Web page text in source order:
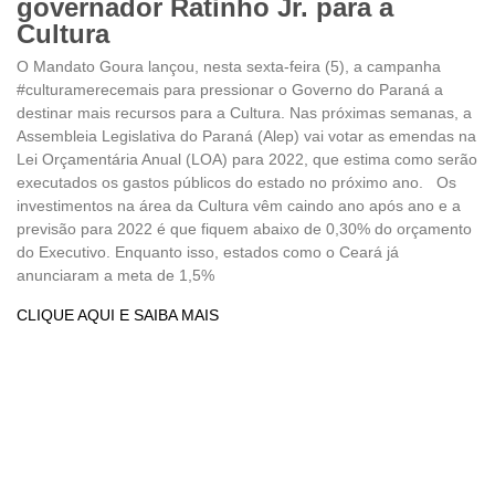
governador Ratinho Jr. para a
Cultura
O Mandato Goura lançou, nesta sexta-feira (5), a campanha
#culturamerecemais para pressionar o Governo do Paraná a
destinar mais recursos para a Cultura. Nas próximas semanas, a
Assembleia Legislativa do Paraná (Alep) vai votar as emendas na
Lei Orçamentária Anual (LOA) para 2022, que estima como serão
executados os gastos públicos do estado no próximo ano. Os
investimentos na área da Cultura vêm caindo ano após ano e a
previsão para 2022 é que fiquem abaixo de 0,30% do orçamento
do Executivo. Enquanto isso, estados como o Ceará já
anunciaram a meta de 1,5%
CLIQUE AQUI E SAIBA MAIS